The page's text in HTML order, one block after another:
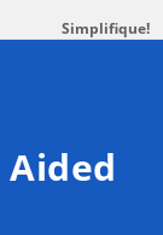
Simplifique!